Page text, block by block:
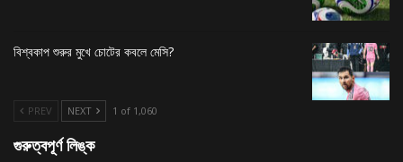
বিশ্বকাপ শুরুর মুখে চোটের কবলে মেসি?
PREV NEXT 1 of 1,060
গুরুত্বপূর্ণ লিঙ্ক